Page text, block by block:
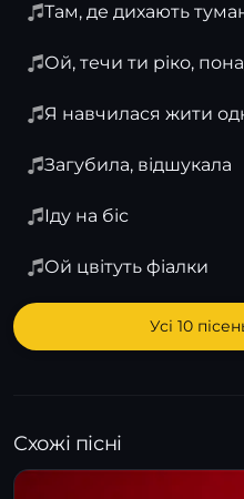
Там, де дихають
Ой, течи ти ріко,
Я навчилася жити
Загубила, відшукала
Іду на біс
Ой цвітуть фіалки
Усі 10
Схожі пісні